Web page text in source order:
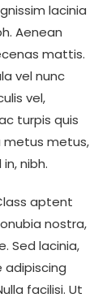
lacinia
Aenean
mattis.
vel nunc
vel,
turpis quis
metus metus,
nibh.
aptent
nostra,
Sed lacinia,
facilisi. Ut